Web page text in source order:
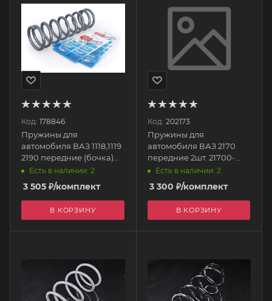
Код: 178846
Пружины для
автомобиля ВАЗ 1118,1119
2190 передние (бочка)
11190-2902712-88
Avtostandart
Есть в наличии: 2
3 505 ₽/комплект
В КОРЗИНУ
Код: 202173
Пружины для
автомобиля ВАЗ 2170
передние 2шт. 21700-
2902712-88
АВТОСТАНДАРТ
Есть в наличии: 2
3 300 ₽/комплект
В КОРЗИНУ